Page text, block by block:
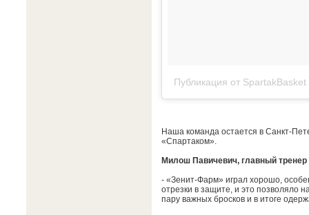
Публикация от
Наша команда остается в Санкт-
«Спартаком».
Милош Павичевич, главный
- «Зенит-Фарм» играл хорошо,
отрезки в защите, и это позволяло
пару важных бросков и в итоге